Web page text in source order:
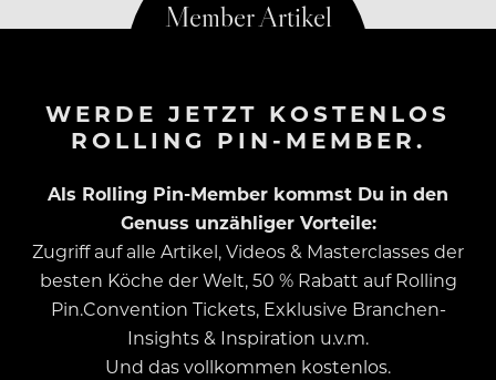
WERDE JETZT KOSTENLOS
ROLLING PIN-MEMBER.
Als Rolling Pin-Member kommst Du in den
Genuss unzähliger Vorteile:
Zugriff auf alle Artikel, Videos & Masterclasses der
besten Köche der Welt, 50 % Rabatt auf Rolling
Pin.Convention Tickets, Exklusive Branchen-
Insights & Inspiration u.v.m.
Und das vollkommen kostenlos.